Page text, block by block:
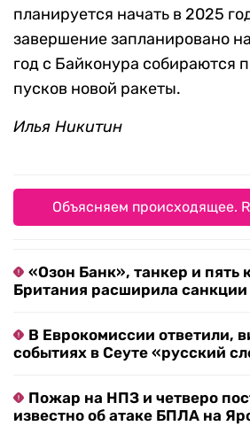
планируется начать в 2025
завершение запланировано
год с Байконура собираются
пусков новой ракеты.
Илья Никитин
Объясняем происходящее.
«Озон Банк», танкер и пять
Британия расширила
В Еврокомиссии ответили,
событиях в Сеуте «русский
Пожар на НПЗ и четверо
известно об атаке БПЛА на